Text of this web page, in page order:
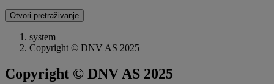
Otvori pretraživanje
system
Copyright © DNV AS 2025
Copyright © DNV AS 2025